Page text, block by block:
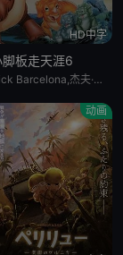
HD中字
脚板走天涯6
Nick Barcelona,杰夫·贝内特,南茜·卡特莱特,艾莉娅·诺埃尔·柯曾,托马斯·戴克,米丽亚姆·福林
动画